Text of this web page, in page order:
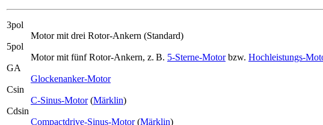
3pol
Motor mit drei Rotor-Ankern (Standard)
5pol
Motor mit fünf Rotor-Ankern, z. B. 5-Sterne-Motorbzw. Hochleistungs-
GA
Glockenanker-Motor
Csin
C-Sinus-Motor(Märklin)
Cdsin
Compactdrive-Sinus-Motor(Märklin)